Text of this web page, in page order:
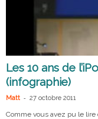
Les 10 ans de
(infographie)
Matt - 27 octobre 2011
Comme vous avez pu le